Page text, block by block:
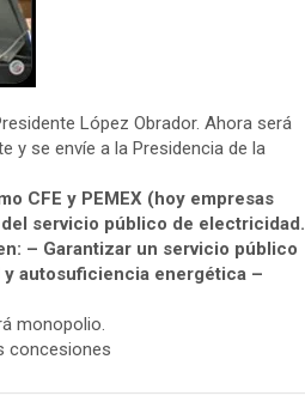
López Obrador. Ahora será
y se envíe a la Presidencia de la
CFE y PEMEX (hoy empresas
servicio público de electricidad.
– Garantizar un servicio público
autosuficiencia energética –
monopolio.
concesiones